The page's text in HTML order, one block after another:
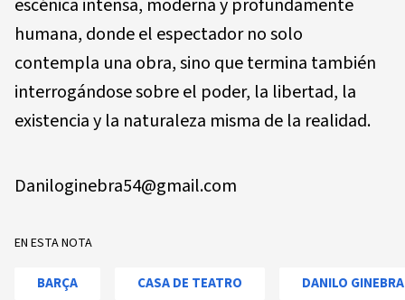
escénica intensa, moderna y profundamente
humana, donde el espectador no solo
contempla una obra, sino que termina también
interrogándose sobre el poder, la libertad, la
existencia y la naturaleza misma de la realidad.
Daniloginebra54@gmail.com
EN ESTA NOTA
BARÇA CASA DE TEATRO DANILO GINEBRA